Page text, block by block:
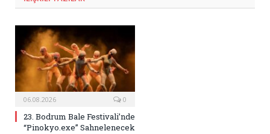
06.08.2026 0
23. Bodrum Bale Festivali’nde
“Pinokyo.exe” Sahnelenecek